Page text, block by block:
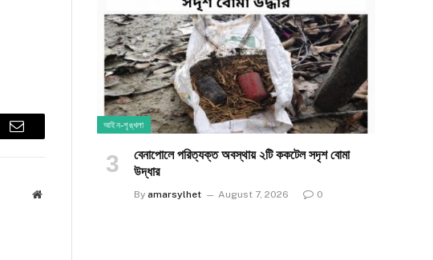
Email
Website
আইন-শৃঙ্খলা
​বেনাপোলে পরিত্যক্ত অবস্থায় ২টি ককটেল সদৃশ বোমা
উদ্ধার
By amarsylhet August 7, 2026 0